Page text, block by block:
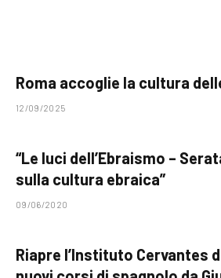
Roma accoglie la cultura
12/09/2025
“Le luci dell’Ebraismo –
sulla cultura ebraica”
09/06/2020
Riapre l’Instituto Cervantes